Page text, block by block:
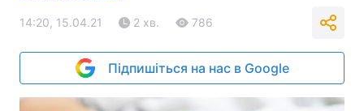
14:20, 15.04.21 2 хв. 786
Підпишіться на нас в Google